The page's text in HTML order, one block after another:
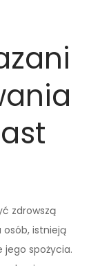
zdrowszą
istnieją
spożycia.